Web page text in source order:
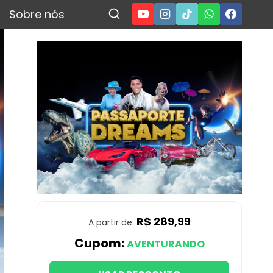
Sobre nós
A partir de: R$ 289,99
Cupom:AVENTURANDO